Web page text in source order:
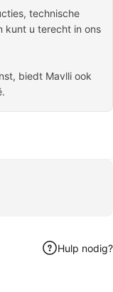
technische
kunt u terecht in ons
biedt Mavlli ook
Hulp nodig?